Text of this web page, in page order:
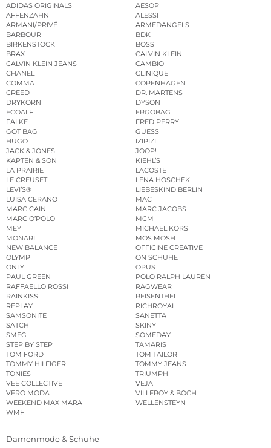
ADIDAS ORIGINALS
AESOP
AFFENZAHN
ALESSI
ARMANI/PRIVÉ
ARMEDANGELS
BARBOUR
BDK
BIRKENSTOCK
BOSS
BRAX
CALVIN KLEIN
CALVIN KLEIN JEANS
CAMBIO
CHANEL
CLINIQUE
COMMA
COPENHAGEN
CREED
DR. MARTENS
DRYKORN
DYSON
ECOALF
ERGOBAG
FALKE
FRED PERRY
GOT BAG
GUESS
HUGO
IZIPIZI
JACK & JONES
JOOP!
KAPTEN & SON
KIEHL’S
LA PRAIRIE
LACOSTE
LE CREUSET
LENA HOSCHEK
LEVI’S®
LIEBESKIND BERLIN
LUISA CERANO
MAC
MARC CAIN
MARC JACOBS
MARC O’POLO
MCM
MEY
MICHAEL KORS
MONARI
MOS MOSH
NEW BALANCE
OFFICINE CREATIVE
OLYMP
ON SCHUHE
ONLY
OPUS
PAUL GREEN
POLO RALPH LAUREN
RAFFAELLO ROSSI
RAGWEAR
RAINKISS
REISENTHEL
REPLAY
RICHROYAL
SAMSONITE
SANETTA
SATCH
SKINY
SMEG
SOMEDAY
STEP BY STEP
TAMARIS
TOM FORD
TOM TAILOR
TOMMY HILFIGER
TOMMY JEANS
TONIES
TRIUMPH
VEE COLLECTIVE
VEJA
VERO MODA
VILLEROY & BOCH
WEEKEND MAX MARA
WELLENSTEYN
WMF
Damenmode & Schuhe